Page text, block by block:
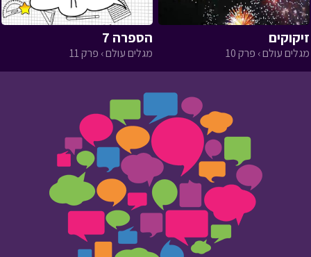
זיקוקים
מגלים עולם › פרק 10
הספרה 7
מגלים עולם › פרק 11